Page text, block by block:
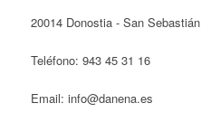
20014 Donostia - San Sebastián
Teléfono: 943 45 31 16
Email: info@danena.es